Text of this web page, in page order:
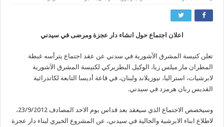
اعلان اجتماع حول انشاء دار عجزة ومرضى في سيدني
تعلن كنيسة المشرق الآشورية في سدني عن عقد اجتماع يترأسه غبطة
المطران مار ميلس زيا، الوكيل البطريركي لكنيسة المشرق الآشورية
لابرشيات، استراليا، نيوزيلاند ولبنان، في قاعة أديسا التابعة لكاتدرائية
القديس ربان هرمزد في سيدني.
وسيخصص الاجتماع الذي سيعقد بعد قداس يوم الاحد المصادف 23/9/2012،
لاطلاع ابناء الابرشية والجالية في سيدني، عن المشروع الخيري لبناء دار عجزة